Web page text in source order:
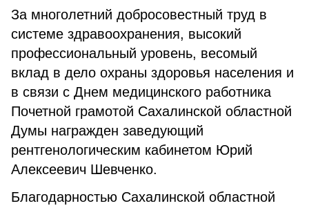
За многолетний добросовестный труд в
системе здравоохранения, высокий
профессиональный уровень, весомый
вклад в дело охраны здоровья населения и
в связи с Днем медицинского работника
Почетной грамотой Сахалинской областной
Думы награжден заведующий
рентгенологическим кабинетом Юрий
Алексеевич Шевченко.
Благодарностью Сахалинской областной